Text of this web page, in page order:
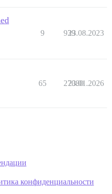
9 939
23.08.2023
65 27080
23.01.2026
конфиденциальности